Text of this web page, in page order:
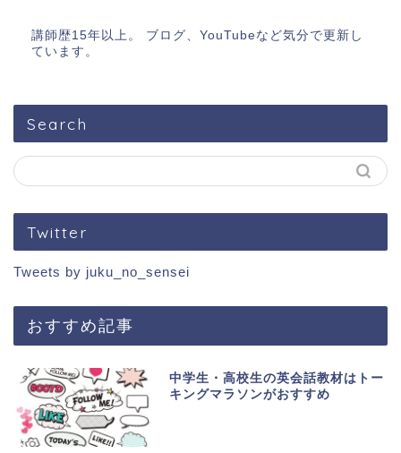
講師歴15年以上。 ブログ、YouTubeなど気分で更新し
ています。
Search
Twitter
Tweets by juku_no_sensei
おすすめ記事
中学生・高校生の英会話教材はトー
キングマラソンがおすすめ